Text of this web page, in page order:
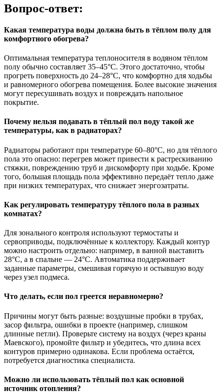
Вопрос-ответ:
Какая температура воды должна быть в тёплом полу для
комфортного обогрева?
Оптимальная температура теплоносителя в водяном тёплом
полу обычно составляет 35–45°C. Этого достаточно, чтобы
прогреть поверхность до 24–28°C, что комфортно для ходьбы
и равномерного обогрева помещения. Более высокие значения
могут пересушивать воздух и повреждать напольное
покрытие.
Почему нельзя подавать в тёплый пол воду такой же
температуры, как в радиаторах?
Радиаторы работают при температуре 60–80°C, но для тёплого
пола это опасно: перегрев может привести к растрескиванию
стяжки, повреждению труб и дискомфорту при ходьбе. Кроме
того, большая площадь пола эффективно передаёт тепло даже
при низких температурах, что снижает энергозатраты.
Как регулировать температуру тёплого пола в разных
комнатах?
Для зонального контроля используют термостаты и
сервоприводы, подключённые к коллектору. Каждый контур
можно настроить отдельно: например, в ванной выставить
28°C, а в спальне — 24°C. Автоматика поддерживает
заданные параметры, смешивая горячую и остывшую воду
через узел подмеса.
Что делать, если пол греется неравномерно?
Причины могут быть разные: воздушные пробки в трубах,
засор фильтра, ошибки в проекте (например, слишком
длинные петли). Проверьте систему на воздух (через краны
Маевского), промойте фильтр и убедитесь, что длина всех
контуров примерно одинакова. Если проблема остаётся,
потребуется диагностика специалиста.
Можно ли использовать тёплый пол как основной
источник отопления?